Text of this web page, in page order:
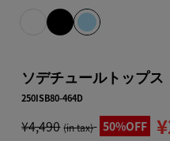
ソデチュールトップス
250ISB80-464D
¥4,490 (in tax) 50%OFF